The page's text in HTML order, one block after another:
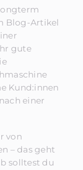
Blog-Artikel
gute
Kund:innen
einer
von
– das geht
solltest du